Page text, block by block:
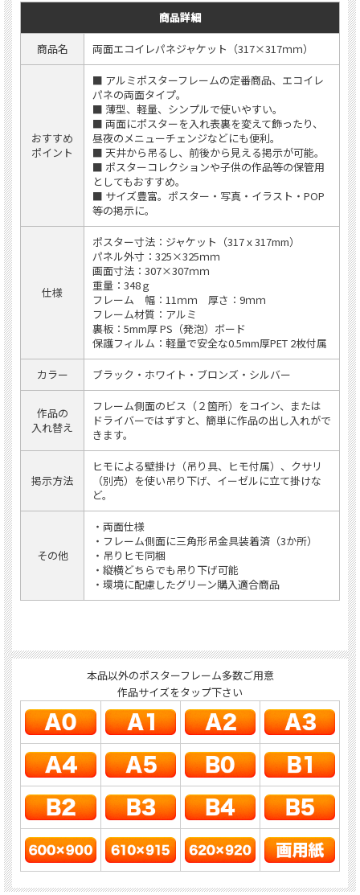
商品詳細
商品名 両面エコイレパネジャケット（317×317ｍｍ）
おすすめ
ポイント
■ アルミポスターフレームの定番商品、エコイレ
パネの両面タイプ。
■ 薄型、軽量、シンプルで使いやすい。
■ 両面にポスターを入れ表裏を変えて飾ったり、
昼夜のメニューチェンジなどにも便利。
■ 天井から吊るし、前後から見える掲示が可能。
■ ポスターコレクションや子供の作品等の保管用
としてもおすすめ。
■ サイズ豊富。ポスター・写真・イラスト・POP
等の掲示に。
仕様
ポスター寸法：ジャケット（317ｘ317mm）
パネル外寸：325×325ｍｍ
画面寸法：307×307ｍｍ
重量：348ｇ
フレーム 幅：11ｍｍ 厚さ：9ｍｍ
フレーム材質：アルミ
裏板：5mm厚 PS（発泡）ボード
保護フィルム：軽量で安全な0.5mm厚PET 2枚付属
カラー ブラック・ホワイト・ブロンズ・シルバー
作品の
入れ替え
フレーム側面のビス（２箇所）をコイン、または
ドライバーではずすと、簡単に作品の出し入れがで
きます。
掲示方法
ヒモによる壁掛け（吊り具、ヒモ付属）、クサリ
（別売）を使い吊り下げ、イーゼルに立て掛けな
ど。
その他
・両面仕様
・フレーム側面に三角形吊金具装着済（3か所）
・吊りヒモ同梱
・縦横どちらでも吊り下げ可能
・環境に配慮したグリーン購入適合商品
本品以外のポスターフレーム多数ご用意
作品サイズをタップ下さい